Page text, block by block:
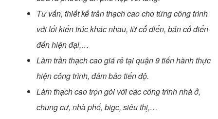
Tư vấn, thiết kế trần thạch cao cho từng công trình
với lối kiến trúc khác nhau, từ cổ điển, bán cổ điển
đến hiện đại,…
Làm trần thạch cao giá rẻ tại quận 9 tiến hành thực
hiện công trình, đảm bảo tiến độ.
Làm thạch cao trọn gói với các công trình nhà ở,
chung cư, nhà phố, bigc, siêu thị,…